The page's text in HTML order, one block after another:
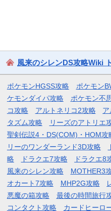
風来のシレンDS攻略Wiki
ポケモンHGSS攻略 ポケモン
ケモンダイパ攻略
ポケモン不
コ攻略
アルトネリコ2攻略
タズム攻略
リーズのアトリエ
聖剣伝説4・DS(COM)・HOM攻
リーのワンダーランド3D攻略
略
ドラクエ7攻略 ドラクエ8
風来のシレン攻略
MOTHER3
オカート7攻略
MHP2G攻略
悪魔の箱攻略
最後の時間旅行
コンタクト攻略
カードヒーロ